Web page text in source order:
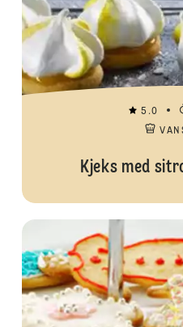
5.0
Kjeks med